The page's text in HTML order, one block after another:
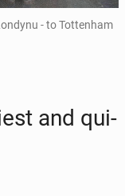
- to Tottenham
and qui­